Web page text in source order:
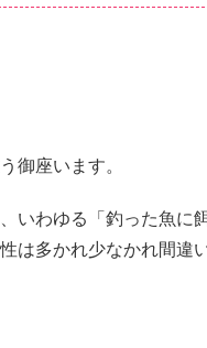
御座います。
いわゆる「釣った魚に
は多かれ少なかれ間違